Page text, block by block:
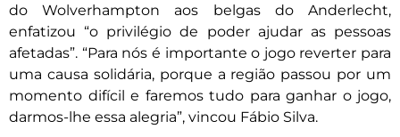
do Wolverhampton aos belgas do Anderlecht,
enfatizou “o privilégio de poder ajudar as pessoas
afetadas”. “Para nós é importante o jogo reverter para
uma causa solidária, porque a região passou por um
momento difícil e faremos tudo para ganhar o jogo,
darmos-lhe essa alegria”, vincou Fábio Silva.